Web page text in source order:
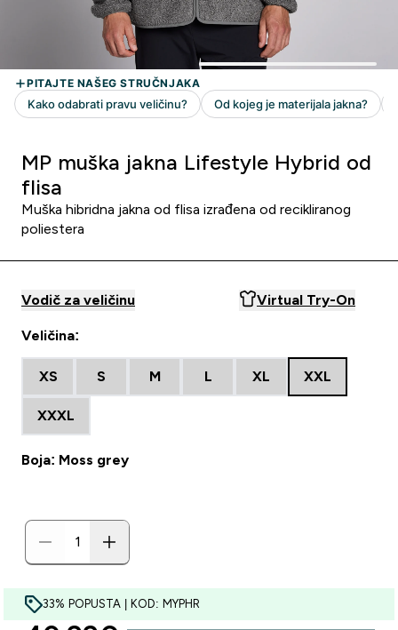
MP muška jakna Lifestyle Hybrid od
flisa
Muška hibridna jakna od flisa izrađena od recikliranog
poliestera
Vodič za veličinu Virtual Try-On
Veličina:
XS S M L XL XXL
XXXL
Boja: Moss grey
33% POPUSTA | KOD: MYPHR